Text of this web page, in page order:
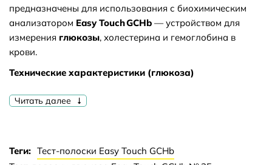
предназначены для использования с биохимическим
анализатором Easy Touch GCHb — устройством для
измерения глюкозы, холестерина и гемоглобина в
крови.
Технические характеристики (глюкоза)
Объём образца крови
с кончика пальца.
Метод: электрохимический анализ цельной
Читать далее
Теги: Тест-полоски Easy Touch GCHb